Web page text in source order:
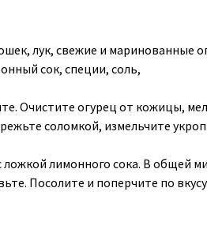
лук, свежие и маринованные
сок, специи, соль,
Очистите огурец от кожицы,
соломкой, измельчите укроп.
лимонного сока. В общей
Посолите и поперчите по